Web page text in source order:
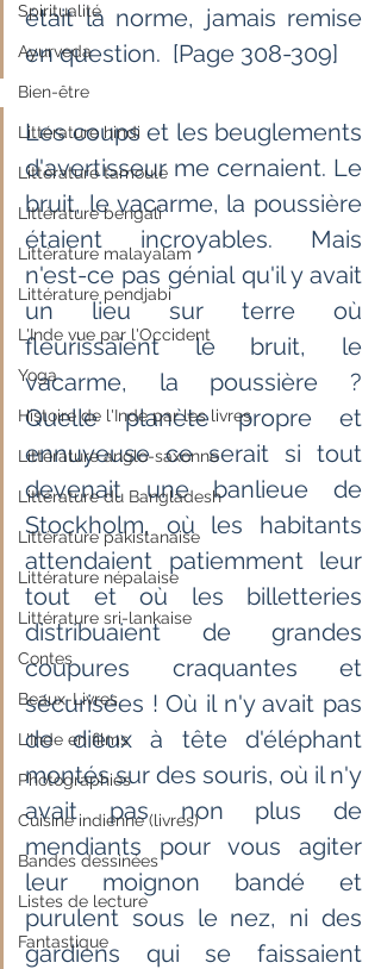
Spiritualité
Ayurveda
Bien-être
Littérature hindi
Littérature tamoule
Littérature bengali
Littérature malayalam
Littérature pendjabi
L'Inde vue par l'Occident
Yoga
Histoire de l'Inde par les livres
Littérature anglo-saxonne
Littérature du Bangladesh
Littérature pakistanaise
Littérature népalaise
Littérature sri-lankaise
Contes
Beaux-Livres
L'Inde en films
Photographies
Cuisine indienne (livres)
Bandes dessinées
Listes de lecture
Fantastique
était la norme, jamais remise
en question.  [Page 308-309]
Les coups et les beuglements
d'avertisseur me cernaient. Le
bruit, le vacarme, la poussière
étaient incroyables. Mais
n'est-ce pas génial qu'il y avait
un lieu sur terre où
fleurissaient le bruit, le
vacarme, la poussière ?
Quelle planète propre et
ennuyeuse ce serait si tout
devenait une banlieue de
Stockholm, où les habitants
attendaient patiemment leur
tout et où les billetteries
distribuaient de grandes
coupures craquantes et
sécurisées ! Où il n'y avait pas
de dieux à tête d'éléphant
montés sur des souris, où il n'y
avait pas non plus de
mendiants pour vous agiter
leur moignon bandé et
purulent sous le nez, ni des
gardiens qui se faissaient